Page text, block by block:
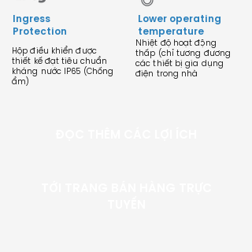
Ingress
Protection
Hộp điều khiển được
thiết kế đạt tiêu chuẩn
kháng nước IP65 (Chống
ẩm)
Lower operating
temperature
Nhiệt độ hoạt động
thấp (chỉ tương đương
các thiết bị gia dụng
điện trong nhà